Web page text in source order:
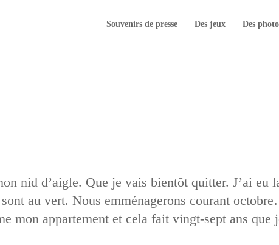
Souvenirs de presse Des jeux Des
nid d’aigle. Que je vais bientôt quitter. J’ai eu
au vert. Nous emménagerons courant
mon appartement et cela fait vingt-sept ans que